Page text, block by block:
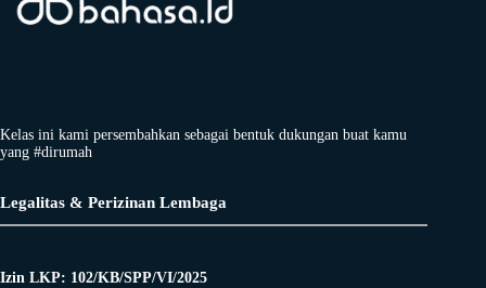
Kelas ini kami persembahkan sebagai bentuk dukungan buat kamu
yang #dirumah
Legalitas & Perizinan Lembaga
Izin LKP: 102/KB/SPP/VI/2025